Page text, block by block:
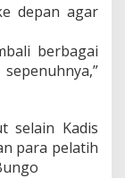
depan agar
berbagai
selain Kadis
para pelatih